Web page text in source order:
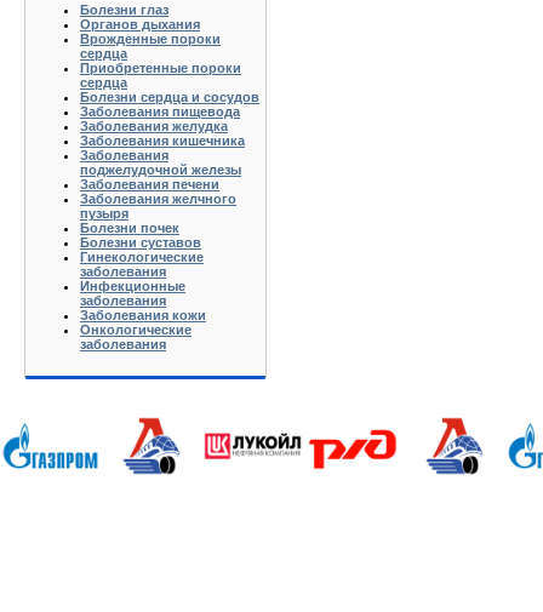
Болезни глаз
Органов дыхания
Врожденные пороки
сердца
Приобретенные пороки
сердца
Болезни сердца и сосудов
Заболевания пищевода
Заболевания желудка
Заболевания кишечника
Заболевания
поджелудочной железы
Заболевания печени
Заболевания желчного
пузыря
Болезни почек
Болезни суставов
Гинекологические
заболевания
Инфекционные
заболевания
Заболевания кожи
Онкологические
заболевания